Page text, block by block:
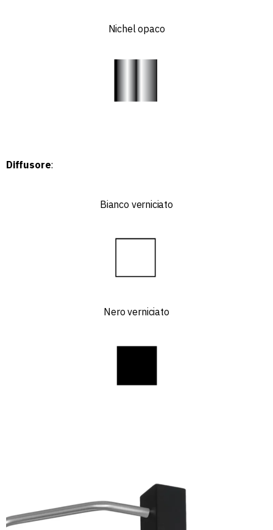
Nichel opaco
Diffusore:
Bianco verniciato
Nero verniciato